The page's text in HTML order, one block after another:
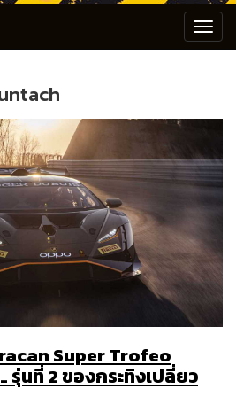
Super Trofeo
รุ่นที่ 2 ของกระทิงเปลี่ยว